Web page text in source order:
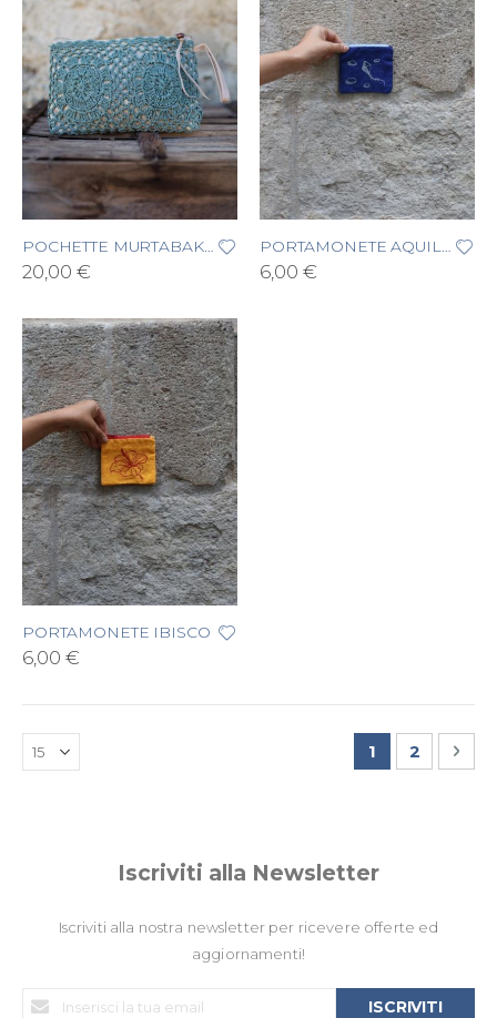
POCHETTE MURTABAK BATIK E PAGLIA VERDE SALVIA
20,00 € 6,00 €
PORTAMONETE IBISCO
6,00 €
Pagina
Attualmente
1 Pagina
2
Iscriviti alla Newsletter
Iscriviti alla nostra newsletter per ricevere offerte ed
aggiornamenti!
Iscriviti
ISCRIVITI